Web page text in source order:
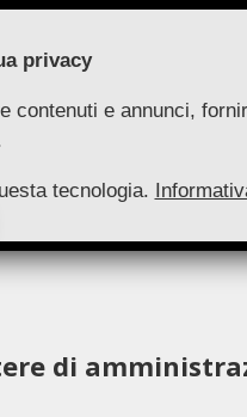
ARCHIVIO
di
privacy
contenuti e annunci,
tecnologia.